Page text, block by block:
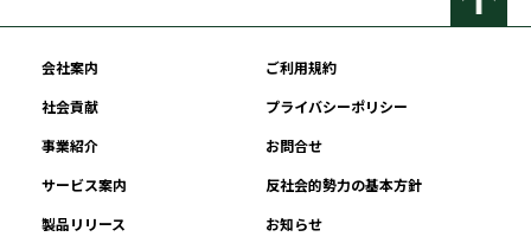
会社案内
ご利用規約
社会貢献
プライバシーポリシー
事業紹介
お問合せ
サービス案内
反社会的勢力の基本方針
製品リリース
お知らせ